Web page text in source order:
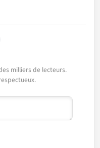
milliers de lecteurs.